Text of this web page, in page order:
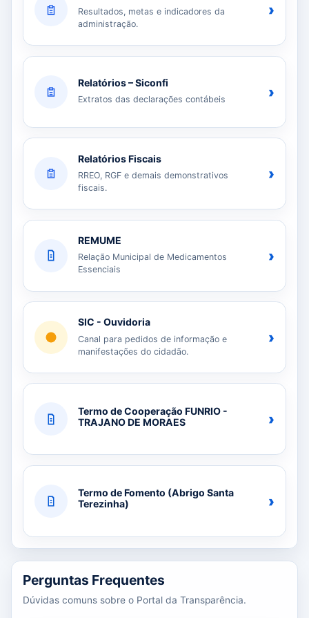
Resultados, metas e indicadores da
administração.
›
Relatórios – Siconfi
Extratos das declarações contábeis ›
Relatórios Fiscais
RREO, RGF e demais demonstrativos
fiscais.
›
REMUME
Relação Municipal de Medicamentos
Essenciais
›
SIC - Ouvidoria
Canal para pedidos de informação e
manifestações do cidadão.
›
Termo de Cooperação FUNRIO -
TRAJANO DE MORAES
›
Termo de Fomento (Abrigo Santa
Terezinha)
›
Perguntas Frequentes
Dúvidas comuns sobre o Portal da Transparência.